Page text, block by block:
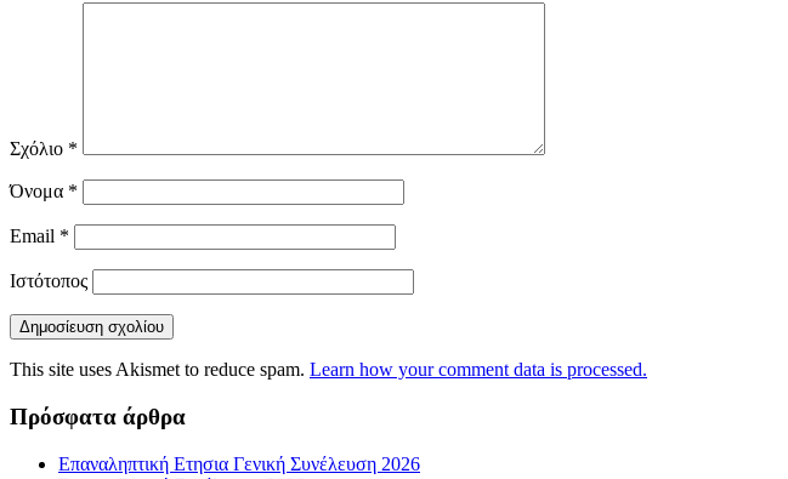
Σχόλιο *
Όνομα *
Email *
Ιστότοπος
This site uses Akismet to reduce spam. Learn how your comment data is processed.
Πρόσφατα άρθρα
Επαναληπτική Ετησια Γενική Συνέλευση 2026